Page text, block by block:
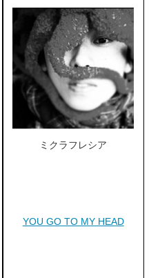
ミクラフレシア
YOU GO TO MY HEAD